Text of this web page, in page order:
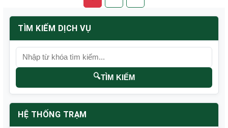
TÌM KIẾM DỊCH VỤ
🔍TÌM KIẾM
HỆ THỐNG TRẠM